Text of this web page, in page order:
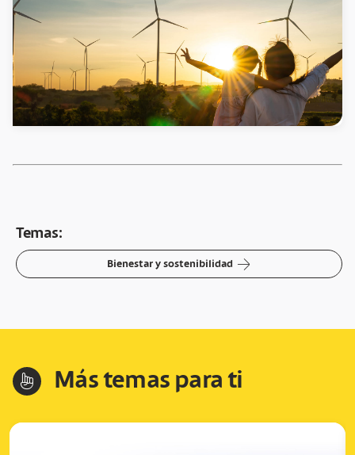
Temas:
Bienestar y sostenibilidad arrow-right
hand-index Más temas para ti